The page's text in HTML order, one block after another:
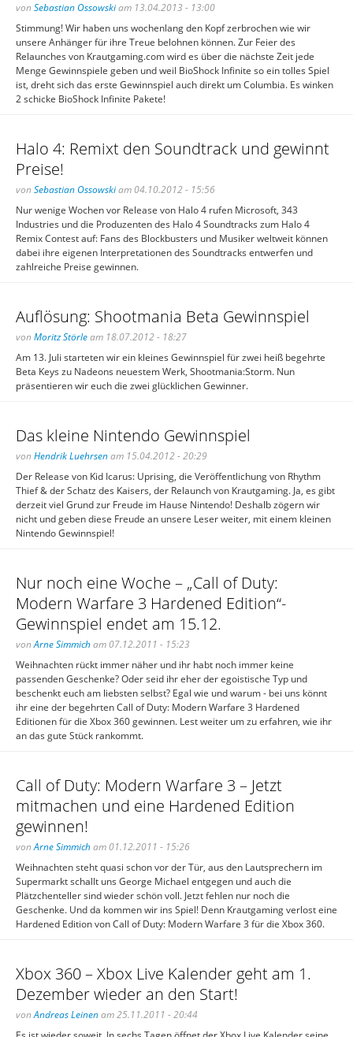
von Sebastian Ossowskiam 13.04.2013 - 13:00
Stimmung! Wir haben uns wochenlang den Kopf zerbrochen wie wir
unsere Anhänger für ihre Treue belohnen können. Zur Feier des
Relaunches von Krautgaming.com wird es über die nächste Zeit jede
Menge Gewinnspiele geben und weil BioShock Infinite so ein tolles Spiel
ist, dreht sich das erste Gewinnspiel auch direkt um Columbia. Es winken
2 schicke BioShock Infinite Pakete!
Halo 4: Remixt den Soundtrack und gewinnt
Preise!
von Sebastian Ossowskiam 04.10.2012 - 15:56
Nur wenige Wochen vor Release von Halo 4 rufen Microsoft, 343
Industries und die Produzenten des Halo 4 Soundtracks zum Halo 4
Remix Contest auf: Fans des Blockbusters und Musiker weltweit können
dabei ihre eigenen Interpretationen des Soundtracks entwerfen und
zahlreiche Preise gewinnen.
Auflösung: Shootmania Beta Gewinnspiel
von Moritz Störleam 18.07.2012 - 18:27
Am 13. Juli starteten wir ein kleines Gewinnspiel für zwei heiß begehrte
Beta Keys zu Nadeons neuestem Werk, Shootmania:Storm. Nun
präsentieren wir euch die zwei glücklichen Gewinner.
Das kleine Nintendo Gewinnspiel
von Hendrik Luehrsenam 15.04.2012 - 20:29
Der Release von Kid Icarus: Uprising, die Veröffentlichung von Rhythm
Thief & der Schatz des Kaisers, der Relaunch von Krautgaming. Ja, es gibt
derzeit viel Grund zur Freude im Hause Nintendo! Deshalb zögern wir
nicht und geben diese Freude an unsere Leser weiter, mit einem kleinen
Nintendo Gewinnspiel!
Nur noch eine Woche – „Call of Duty:
Modern Warfare 3 Hardened Edition“-
Gewinnspiel endet am 15.12.
vonArne Simmicham 07.12.2011 - 15:23
Weihnachten rückt immer näher und ihr habt noch immer keine
passenden Geschenke? Oder seid ihr eher der egoistische Typ und
beschenkt euch am liebsten selbst? Egal wie und warum - bei uns könnt
ihr eine der begehrten Call of Duty: Modern Warfare 3 Hardened
Editionen für die Xbox 360 gewinnen. Lest weiter um zu erfahren, wie ihr
an das gute Stück rankommt.
Call of Duty: Modern Warfare 3 – Jetzt
mitmachen und eine Hardened Edition
gewinnen!
vonArne Simmicham 01.12.2011 - 15:26
Weihnachten steht quasi schon vor der Tür, aus den Lautsprechern im
Supermarkt schallt uns George Michael entgegen und auch die
Plätzchenteller sind wieder schön voll. Jetzt fehlen nur noch die
Geschenke. Und da kommen wir ins Spiel! Denn Krautgaming verlost eine
Hardened Edition von Call of Duty: Modern Warfare 3 für die Xbox 360.
Xbox 360 – Xbox Live Kalender geht am 1.
Dezember wieder an den Start!
vonAndreas Leinenam 25.11.2011 - 20:44